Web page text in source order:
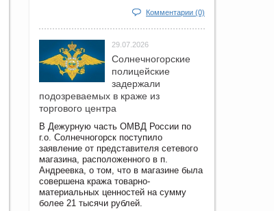
Комментарии (0)
29.07.2026
Солнечногорские
полицейские
задержали
подозреваемых в краже из
торгового центра
В Дежурную часть ОМВД России по
г.о. Солнечногорск поступило
заявление от представителя сетевого
магазина, расположенного в п.
Андреевка, о том, что в магазине была
совершена кража товарно-
материальных ценностей на сумму
более 21 тысячи рублей.